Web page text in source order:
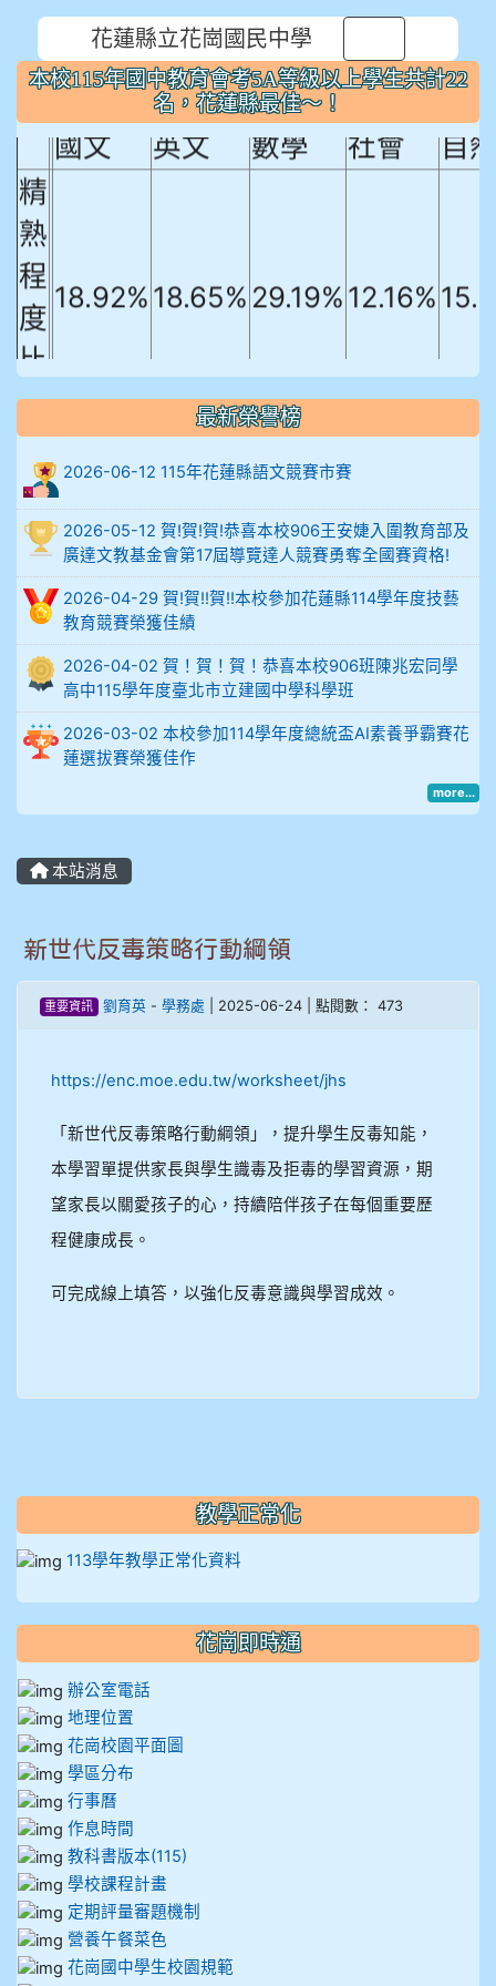
花蓮縣立花崗國民中學
本校115年國中教育會考5A等級以上學生共計22
名，花蓮縣最佳～！
本校115年國中教育會考5A等級以上
學生共計22名，花蓮縣最佳～！
國文
英文 數學 社會
自
精
熟
程
度
比
例
18.92% 18.65% 29.19% 12.16%
906陳兆宏 5A10+ 作文5
912余 嘉 5A10+
914謝佩臻 5A10+
902蘇奕愷
903陳品帆
904彭子庭
905蔣昇和
905周沛蓉
905鄭瑀安
907張晏寧
909林柏翰
909林玉楓
909林朝智
910謝尚橙
910呂芃澔
912彭子宸
914王苡澄
最新榮譽榜
2026-06-12 115年花蓮縣語文競賽市賽
2026-05-12 賀!賀!賀!恭喜本校906王安婕入圍教育部及
廣達文教基金會第17屆導覽達人競賽勇奪全國賽資格!
2026-04-29 賀!賀!!賀!!本校參加花蓮縣114學年度技藝
教育競賽榮獲佳績
2026-04-02 賀！賀！賀！恭喜本校906班陳兆宏同學
高中115學年度臺北市立建國中學科學班
2026-03-02 本校參加114學年度總統盃AI素養爭霸賽花
蓮選拔賽榮獲佳作
more...
本站消息
新世代反毒策略行動綱領
重要資訊 劉育英- 學務處 | 2025-06-24 | 點閱數： 473
https://enc.moe.edu.tw/worksheet/jhs
「新世代反毒策略行動綱領」，提升學生反毒知能，
本學習單提供家長與學生識毒及拒毒的學習資源，期
望家長以關愛孩子的心，持續陪伴孩子在每個重要歷
程健康成長。
可完成線上填答，以強化反毒意識與學習成效。
教學正常化
113學年教學正常化資料
花崗即時通
辦公室電話
地理位置
花崗校園平面圖
學區分布
行事曆
作息時間
教科書版本(115)
學校課程計畫
定期評量審題機制
營養午餐菜色
花崗國中學生校園規範